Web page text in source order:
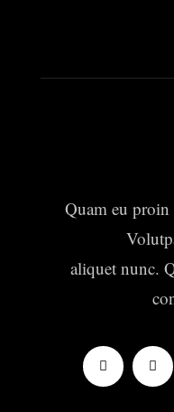
Quam eu proin
aliquet nunc.